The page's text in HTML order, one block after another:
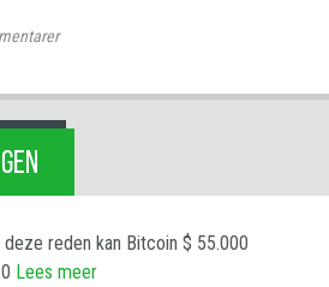
reden kan Bitcoin $ 55.000
Lees meer